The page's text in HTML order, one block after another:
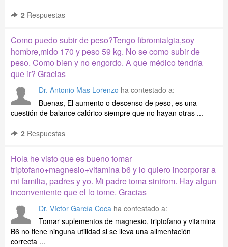
2 Respuestas
Como puedo subir de peso?Tengo fibromialgia,soy
hombre,mido 170 y peso 59 kg. No se como subir de
peso. Como bien y no engordo. A que médico tendría
que ir? Gracias
Dr. Antonio Mas Lorenzo ha contestado a:
Buenas, El aumento o descenso de peso, es una
cuestión de balance calórico siempre que no hayan otras ...
2 Respuestas
Hola he visto que es bueno tomar
triptofano+magnesio+vitamina b6 y lo quiero incorporar a
mi familia, padres y yo. Mi padre toma sintrom. Hay algun
inconveniente que el lo tome. Gracias
Dr. Víctor García Coca ha contestado a:
Tomar suplementos de magnesio, triptofano y vitamina
B6 no tiene ninguna utilidad si se lleva una alimentación
correcta ...